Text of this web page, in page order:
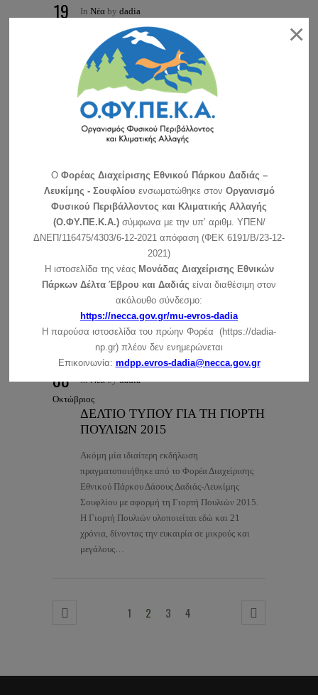
19 In Νέα by dadia
ΔΕΛΤΙΟ ΤΥΠΟΥ –
ΠΡΑΓΜΑΤΟΠΟΙΗΣΗ
ΣΥΝΕΔΡΙΟΥ ΜΕ ΘΕΜΑ
ΒΙΟΠΟΙΚΙΛΟΤΗΤΑ ΣΤΟ
ΕΘΝΙΚΟ ΠΑΡΚΟ ΔΑΣΟΥΣ
ΔΑΔΙΑΣ-ΛΕΥΚΙΜΗΣ-
ΣΟΥΦΛΙΟΥ-ΜΑΘΗΜΑΤΑ
ΠΡΟΣΤΑΤΕΥΟΜΕΝΕΣ
ΠΕΡΙΟΧΕΣ
Με μεγάλη συμμετοχή και επιτυχία
πραγματοποιήθηκε το συνέδριο με θέμα
«Βιοποικιλότητα στο Εθνικό Πάρκο Δάσους
Δαδιάς-Λευκίμης-Σουφλίου-Μαθήματα
Διατήρησης για Προστατευόμενες Περιοχές», που
πραγματοποιήθηκε στις 14 και 15 Νοεμβρίου
στο κτίριο του Φορέα Διαχείρισης, στη Δαδιά.
Παρουσιάστηκαν…
08
Οκτώβριος
InΝέαbydadia
ΔΕΛΤΙΟ ΤΥΠΟΥ ΓΙΑ ΤΗ ΓΙΟΡΤΗ
ΠΟΥΛΙΩΝ 2015
Ακόμη μία ιδιαίτερη εκδήλωση
πραγματοποιήθηκε από το Φορέα Διαχείρισης
Εθνικού Πάρκου Δάσους Δαδιάς-Λευκίμης
Σουφλίου με αφορμή τη Γιορτή Πουλιών 2015.
Η Γιορτή Πουλιών υλοποιείται εδώ και 21
χρόνια, δίνοντας την ευκαιρία σε μικρούς και
μεγάλους…
1 2 3 4
×
O Φορέας Διαχείρισης Εθνικού Πάρκου Δαδιάς –
Λευκίμης - Σουφλίου ενσωματώθηκε στον Οργανισμό
Φυσικού Περιβάλλοντος και Κλιματικής Αλλαγής
(Ο.ΦΥ.ΠΕ.Κ.Α.)σύμφωνα με την υπ’ αριθμ. ΥΠΕΝ/
ΔΝΕΠ/116475/4303/6-12-2021 απόφαση (ΦΕΚ 6191/Β/23-12-
2021)
Η ιστοσελίδα της νέας Μονάδας Διαχείρισης Εθνικών
Πάρκων Δέλτα Έβρου και Δαδιάς είναι διαθέσιμη στον
ακόλουθο σύνδεσμο:
https://necca.gov.gr/mu-evros-dadia
Η παρούσα ιστοσελίδα του πρώην Φορέα (https://dadia-
np.gr) πλέον δεν ενημερώνεται
Επικοινωνία: mdpp.evros-dadia@necca.gov.gr